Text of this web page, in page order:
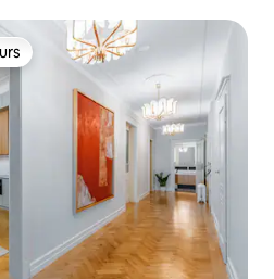
les plus appréciés